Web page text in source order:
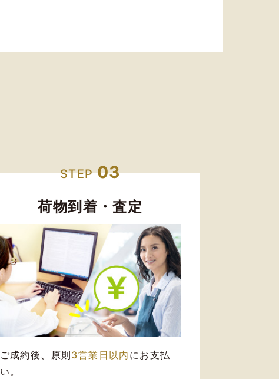
STEP03
荷物到着・査定
ご成約後、原則3営業日以内 にお支払
い。